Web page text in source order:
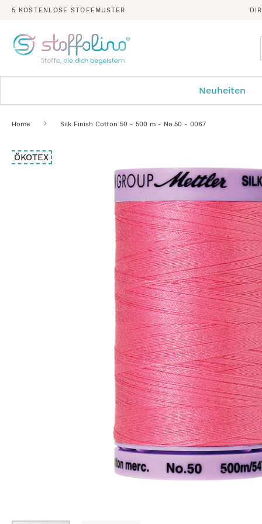
5 KOSTENLOSE STOFFMUSTER
Neuheiten
Home Silk Finish Cotton 50 - 500 m - No.50 - 0067
Zum
Ende
ÖKOTEX